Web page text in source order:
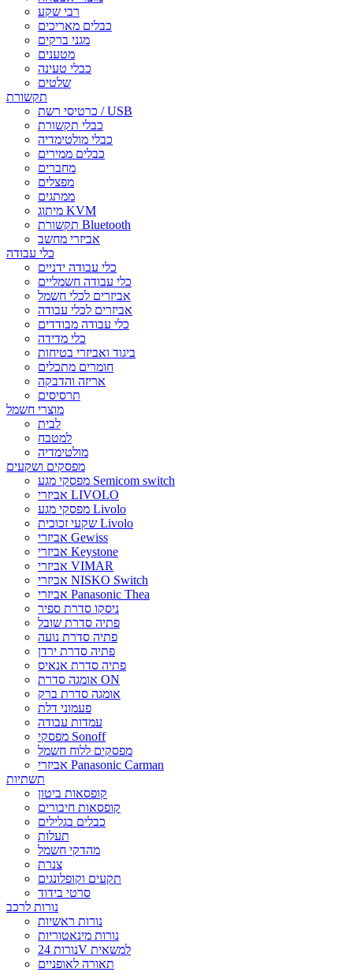
רבי שקע
כבלים מאריכים
מגני ברקים
מטענים
כבלי טעינה
שלטים
תקשורת
כרטיסי רשת / USB
כבלי תקשורת
כבלי מולטימדיה
כבלים ממירים
מחברים
מפצלים
ממתגים
מיתוג KVM
תקשורת Bluetooth
אביזרי מחשב
כלי עבודה
כלי עבודה ידניים
כלי עבודה חשמליים
אביזרים לכלי חשמל
אביזרים לכלי עבודה
כלי עבודה מבודדים
כלי מדידה
ביגוד ואביזרי בטיחות
חומרים מתכלים
אריזה והדבקה
תרסיסים
מוצרי חשמל
לבית
למטבח
מולטימדיה
מפסקים ושקעים
מפסקי מגע Semicom switch
אביזרי LIVOLO
מפסקי מגע Livolo
שקעי זכוכית Livolo
אביזרי Gewiss
אביזרי Keystone
אביזרי VIMAR
אביזרי NISKO Switch
אביזרי Panasonic Thea
ניסקו סדרת ספיר
פתיה סדרת שובל
פתיה סדרת נועה
פתיה סדרת ירדן
פתיה סדרת אנאיס
אומגה סדרת ON
אומגה סדרת ברק
פעמוני דלת
עמדות עבודה
מפסקי Sonoff
מפסקים ללוח חשמל
אביזרי Panasonic Carman
תשתיות
קופסאות ביטון
קופסאות חיבורים
כבלים בגלילים
תעלות
מהדקי חשמל
צנרת
תקעים וקופלונגים
סרטי בידוד
נורות לרכב
נורות ראשיות
נורות מינאטוריות
נורות 24V למשאית
תאורה לאופניים